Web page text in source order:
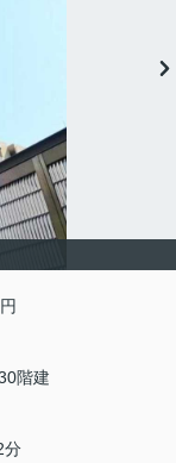
階建
分